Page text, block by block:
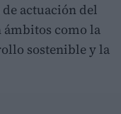
actuación del
como la
sostenible y la